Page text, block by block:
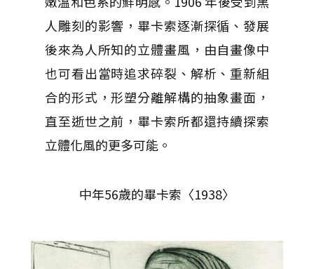
人雕刻的影響，畢卡索逐漸探循、發展
後來為人所知的立體畫風，由自畫像中
也可看出當時追求碎裂、解析、重新組
合的形式，形塑分離解構的抽象畫面，
直至逝世之前，畢卡索所都還持續探索
立體化風的更多可能。
中年56歲的畢卡索〈1938〉